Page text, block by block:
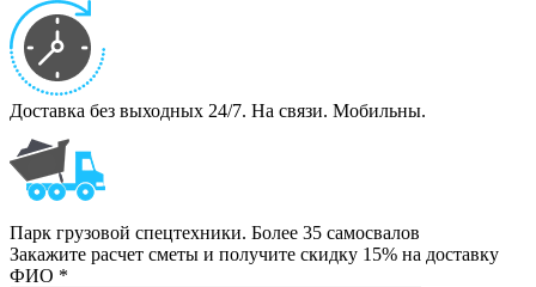
Доставка без выходных 24/7. На связи. Мобильны.
Парк грузовой спецтехники. Более 35 самосвалов
Закажите расчет сметы и получите скидку 15% на доставку
ФИО *